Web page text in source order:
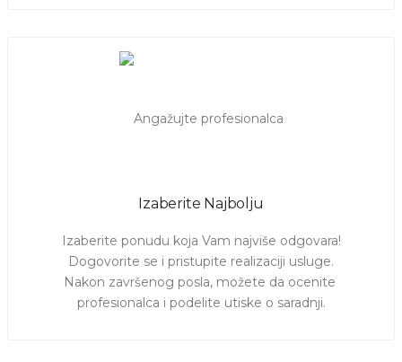
Izaberite Najbolju
Izaberite ponudu koja Vam najviše odgovara!
Dogovorite se i pristupite realizaciji usluge.
Nakon završenog posla, možete da ocenite
profesionalca i podelite utiske o saradnji.